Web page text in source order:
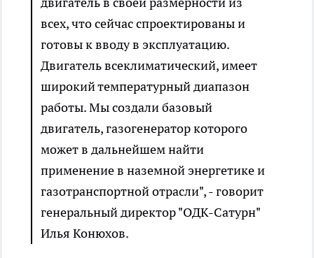
всех, что сейчас спроектированы и
готовы к вводу в эксплуатацию.
Двигатель всеклиматический, имеет
широкий температурный диапазон
работы. Мы создали базовый
двигатель, газогенератор которого
может в дальнейшем найти
применение в наземной энергетике и
газотранспортной отрасли", - говорит
генеральный директор "ОДК-Сатурн"
Илья Конюхов.